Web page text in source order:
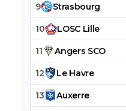
9 Strasbourg
10 LOSC Lille
11 Angers SCO
12 Le Havre
13 Auxerre